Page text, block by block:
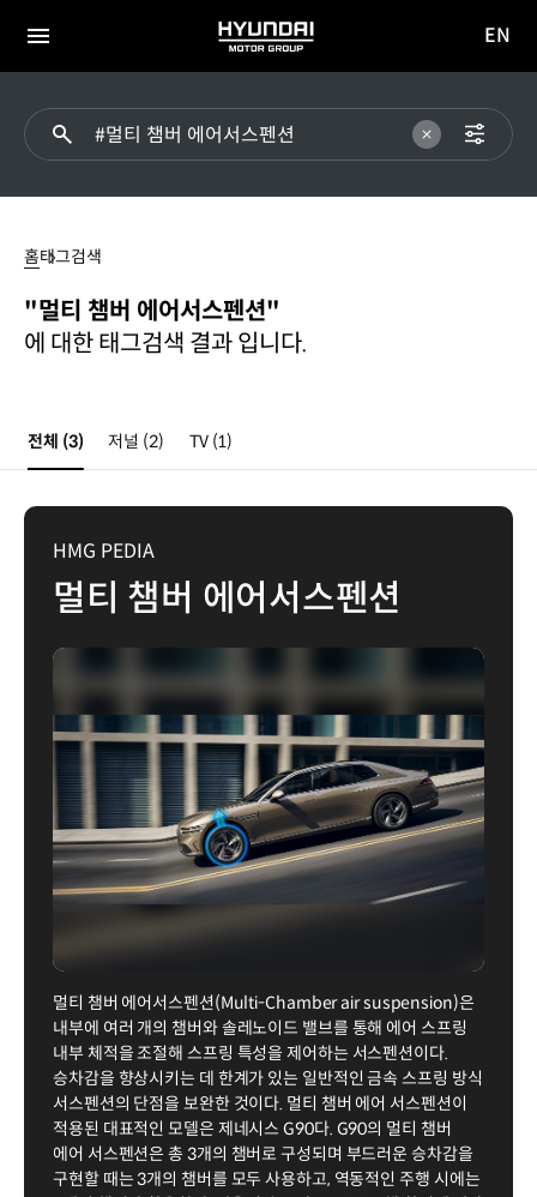
전체
HYUNDAI
MOTOR
이동
EN
에어서스펜션
홈태그검색
"멀티 챔버 에어서스펜션"
에 대한 태그검색 결과 입니다.
전체 (3) 저널 (2) TV (1)
HMG PEDIA
멀티 챔버 에어서스펜션
멀티 챔버 에어서스펜션(Multi-Chamber air suspension)은
내부에 여러 개의 챔버와 솔레노이드 밸브를 통해 에어 스프링
내부 체적을 조절해 스프링 특성을 제어하는 서스펜션이다.
승차감을 향상시키는 데 한계가 있는 일반적인 금속 스프링 방식
서스펜션의 단점을 보완한 것이다. 멀티 챔버 에어 서스펜션이
적용된 대표적인 모델은 제네시스 G90다. G90의 멀티 챔버
에어 서스펜션은 총 3개의 챔버로 구성되며 부드러운 승차감을
구현할 때는 3개의 챔버를 모두 사용하고, 역동적인 주행 시에는